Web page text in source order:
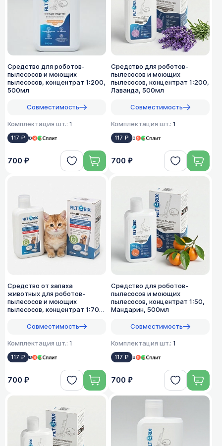
Средство для роботов-
пылесосов и моющих
пылесосов, концентрат 1:200,
500мл
Совместимость
Комплектация шт.: 1
117 ₽ в
700 ₽
Средство для роботов-
пылесосов и моющих
пылесосов, концентрат 1:200,
Лаванда, 500мл
Совместимость
Комплектация шт.: 1
117 ₽ в
700 ₽
Средство от запаха
животных для роботов-
пылесосов и моющих
пылесосов, концентрат 1:70,
Совместимость
Комплектация шт.: 1
117 ₽ в
700 ₽
Средство для роботов-
пылесосов и моющих
пылесосов, концентрат 1:50,
Мандарин, 500мл
Совместимость
Комплектация шт.: 1
117 ₽ в
700 ₽